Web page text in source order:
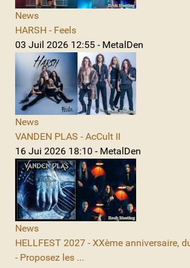
News
HARSH - Feels
03 Juil 2026 12:55 - MetalDen
News
VANDEN PLAS - AcCult II
16 Jui 2026 18:10 - MetalDen
News
HELLFEST 2027 - XXème anniversaire,
- Proposez les ...